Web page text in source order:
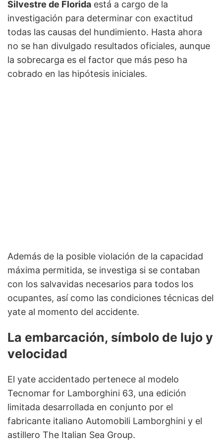
Silvestre de Florida está a cargo de la
investigación para determinar con exactitud
todas las causas del hundimiento. Hasta ahora
no se han divulgado resultados oficiales, aunque
la sobrecarga es el factor que más peso ha
cobrado en las hipótesis iniciales.
Además de la posible violación de la capacidad
máxima permitida, se investiga si se contaban
con los salvavidas necesarios para todos los
ocupantes, así como las condiciones técnicas del
yate al momento del accidente.
La embarcación, símbolo de lujo y
velocidad
El yate accidentado pertenece al modelo
Tecnomar for Lamborghini 63, una edición
limitada desarrollada en conjunto por el
fabricante italiano Automobili Lamborghini y el
astillero The Italian Sea Group.